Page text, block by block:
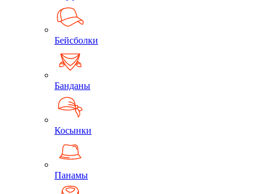
Бейсболки
Банданы
Косынки
Панамы